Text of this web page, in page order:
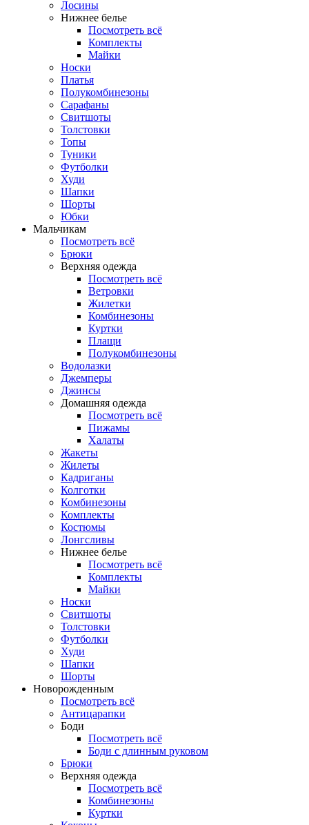
Лосины
Нижнее белье
Посмотреть всё
Комплекты
Майки
Носки
Платья
Полукомбинезоны
Сарафаны
Свитшоты
Толстовки
Топы
Туники
Футболки
Худи
Шапки
Шорты
Юбки
Мальчикам
Посмотреть всё
Брюки
Верхняя одежда
Посмотреть всё
Ветровки
Жилетки
Комбинезоны
Куртки
Плащи
Полукомбинезоны
Водолазки
Джемперы
Джинсы
Домашняя одежда
Посмотреть всё
Пижамы
Халаты
Жакеты
Жилеты
Кадриганы
Колготки
Комбинезоны
Комплекты
Костюмы
Лонгсливы
Нижнее белье
Посмотреть всё
Комплекты
Майки
Носки
Свитшоты
Толстовки
Футболки
Худи
Шапки
Шорты
Новорожденным
Посмотреть всё
Антицарапки
Боди
Посмотреть всё
Боди с длинным руковом
Брюки
Верхняя одежда
Посмотреть всё
Комбинезоны
Куртки